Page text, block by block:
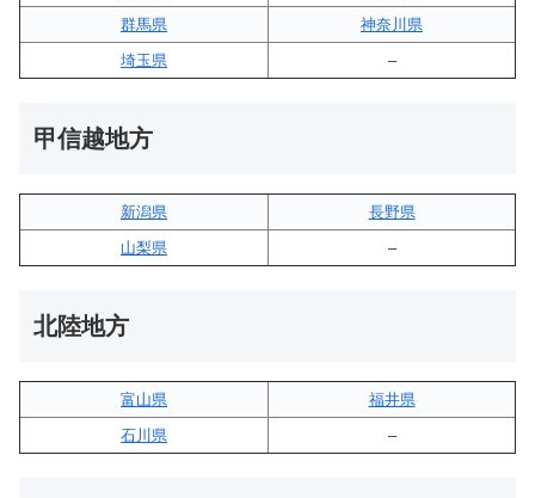
群馬県
神奈川県
埼玉県
–
甲信越地方
新潟県
長野県
山梨県
–
北陸地方
富山県
福井県
石川県
–